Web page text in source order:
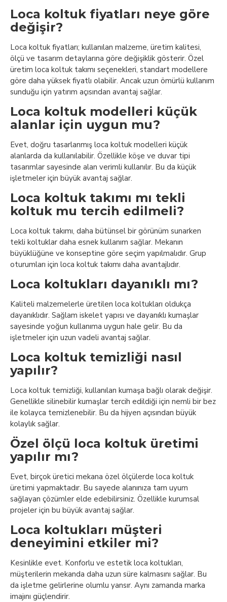
Loca koltuk fiyatları neye göre
değişir?
Loca koltuk fiyatları; kullanılan malzeme, üretim kalitesi,
ölçü ve tasarım detaylarına göre değişiklik gösterir. Özel
üretim loca koltuk takımı seçenekleri, standart modellere
göre daha yüksek fiyatlı olabilir. Ancak uzun ömürlü kullanım
sunduğu için yatırım açısından avantaj sağlar.
Loca koltuk modelleri küçük
alanlar için uygun mu?
Evet, doğru tasarlanmış loca koltuk modelleri küçük
alanlarda da kullanılabilir. Özellikle köşe ve duvar tipi
tasarımlar sayesinde alan verimli kullanılır. Bu da küçük
işletmeler için büyük avantaj sağlar.
Loca koltuk takımı mı tekli
koltuk mu tercih edilmeli?
Loca koltuk takımı, daha bütünsel bir görünüm sunarken
tekli koltuklar daha esnek kullanım sağlar. Mekanın
büyüklüğüne ve konseptine göre seçim yapılmalıdır. Grup
oturumları için loca koltuk takımı daha avantajlıdır.
Loca koltukları dayanıklı mı?
Kaliteli malzemelerle üretilen loca koltukları oldukça
dayanıklıdır. Sağlam iskelet yapısı ve dayanıklı kumaşlar
sayesinde yoğun kullanıma uygun hale gelir. Bu da
işletmeler için uzun vadeli avantaj sağlar.
Loca koltuk temizliği nasıl
yapılır?
Loca koltuk temizliği, kullanılan kumaşa bağlı olarak değişir.
Genellikle silinebilir kumaşlar tercih edildiği için nemli bir bez
ile kolayca temizlenebilir. Bu da hijyen açısından büyük
kolaylık sağlar.
Özel ölçü loca koltuk üretimi
yapılır mı?
Evet, birçok üretici mekana özel ölçülerde loca koltuk
üretimi yapmaktadır. Bu sayede alanınıza tam uyum
sağlayan çözümler elde edebilirsiniz. Özellikle kurumsal
projeler için bu büyük avantaj sağlar.
Loca koltukları müşteri
deneyimini etkiler mi?
Kesinlikle evet. Konforlu ve estetik loca koltukları,
müşterilerin mekanda daha uzun süre kalmasını sağlar. Bu
da işletme gelirlerine olumlu yansır. Aynı zamanda marka
imajını güçlendirir.